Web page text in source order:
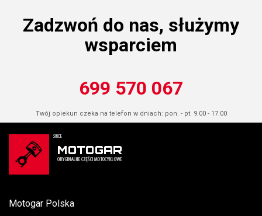
Zadzwoń do nas, służymy
wsparciem
699 570 067
Twój opiekun czeka na telefon w dniach: pon. - pt. 9.00 - 17.00
Motogar Polska